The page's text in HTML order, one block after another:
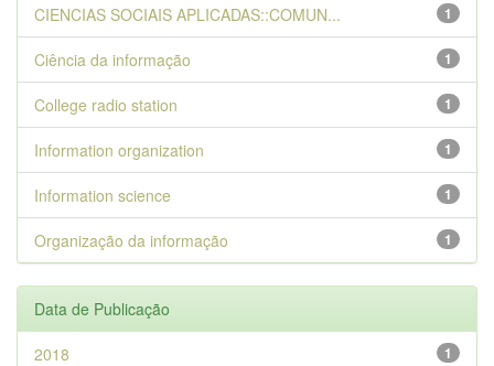
1
CIENCIAS SOCIAIS APLICADAS::COMUN...
1
Ciência da informação
1
College radio station
1
Information organization
1
Information science
1
Organização da informação
Data de Publicação
1
2018